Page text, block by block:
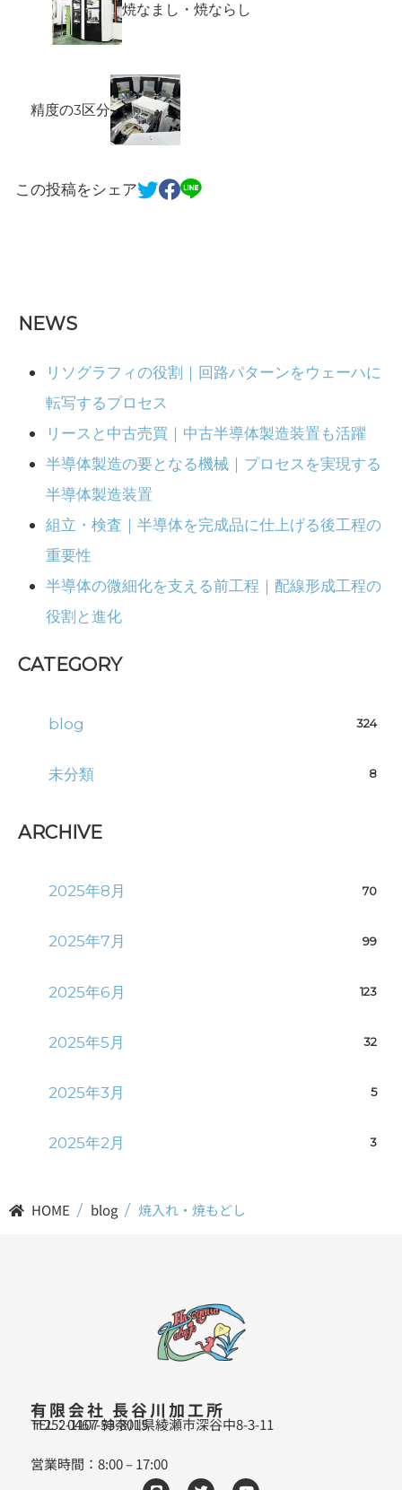
焼なまし・焼ならし
精度の3区分
この投稿をシェア
NEWS
リソグラフィの役割｜回路パターンをウェーハに
転写するプロセス
リースと中古売買｜中古半導体製造装置も活躍
半導体製造の要となる機械｜プロセスを実現する
半導体製造装置
組立・検査｜半導体を完成品に仕上げる後工程の
重要性
半導体の微細化を支える前工程｜配線形成工程の
役割と進化
CATEGORY
blog 324
未分類 8
ARCHIVE
2025年8月 70
2025年7月 99
2025年6月 123
2025年5月 32
2025年3月 5
2025年2月 3
HOME / blog / 焼入れ・焼もどし
有限会社 長谷川加工所
〒252-1107 神奈川県綾瀬市深谷中8-3-11
TEL：0467-53-8015
営業時間：8:00 – 17:00